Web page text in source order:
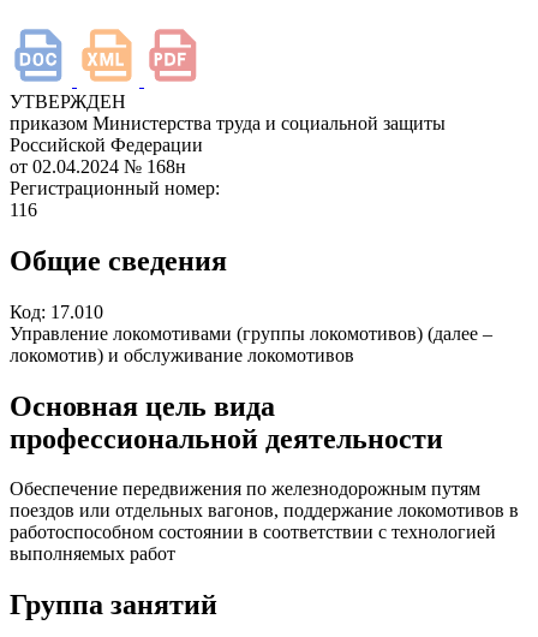
УТВЕРЖДЕН
приказом Министерства труда и социальной защиты
Российской Федерации
от 02.04.2024 № 168н
Регистрационный номер:
116
Общие сведения
Код: 17.010
Управление локомотивами (группы локомотивов) (далее –
локомотив) и обслуживание локомотивов
Основная цель вида
профессиональной деятельности
Обеспечение передвижения по железнодорожным путям
поездов или отдельных вагонов, поддержание локомотивов в
работоспособном состоянии в соответствии с технологией
выполняемых работ
Группа занятий